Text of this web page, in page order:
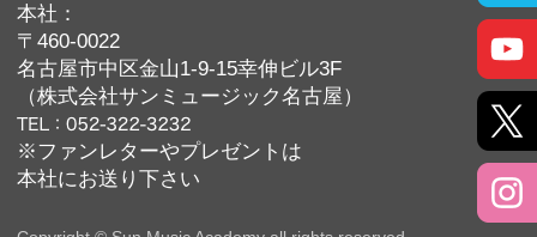
本社：
〒460-0022
名古屋市中区金山1-9-15幸伸ビル3F
（株式会社サンミュージック名古屋）
※ファンレターやプレゼントは
本社にお送り下さい